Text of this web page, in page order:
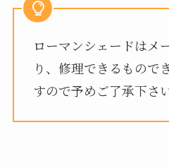
ローマンシェードはメ
り、修理できるもので
すので予めご了承下さい